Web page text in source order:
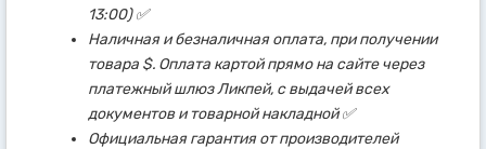
13:00) ✅
Наличная и безналичная оплата, при получении
товара $. Оплата картой прямо на сайте через
платежный шлюз Ликпей, с выдачей всех
документов и товарной накладной ✅
Официальная гарантия от производителей